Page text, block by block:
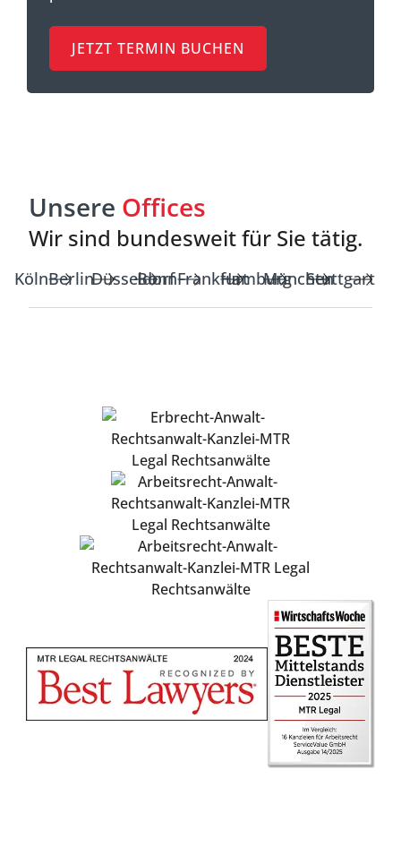
JETZT TERMIN BUCHEN
Unsere Offices
Wir sind bundesweit für Sie tätig.
KölnBerlinDüsseldorf
BonnFrankfurtHamburgMünchenStuttgart